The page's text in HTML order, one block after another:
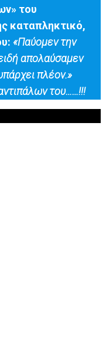
του
καταπληκτικό,
«Παύομεν την
απολαύσαμεν
πλέον.»
του……!!!